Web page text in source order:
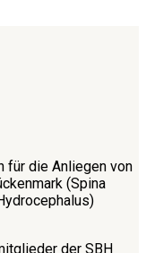
für die Anliegen von
(Spina
der SBH